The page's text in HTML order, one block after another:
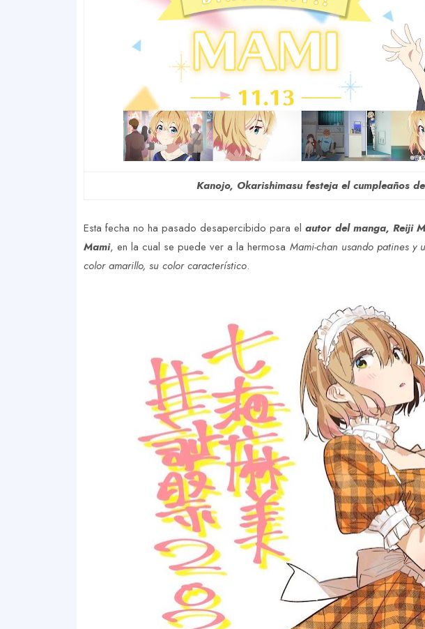
Kanojo, Okarishimasu festeja el cumpleaños
Esta fecha no ha pasado desapercibido para elautor del manga, Reiji
Mami, en la cual se puede ver a la hermosa Mami-chan usando patines y
color amarillo, su color característico.